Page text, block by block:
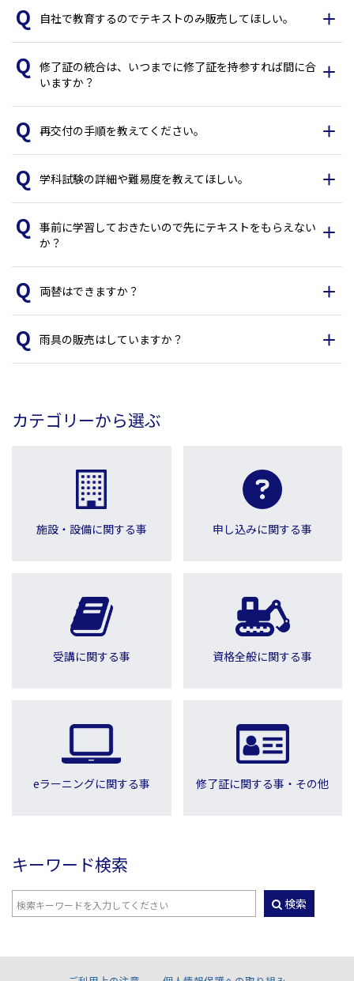
自社で教育するのでテキストのみ販売してほしい。
修了証の統合は、いつまでに修了証を持参すれば間に合
いますか？
再交付の手順を教えてください。
学科試験の詳細や難易度を教えてほしい。
事前に学習しておきたいので先にテキストをもらえない
か？
両替はできますか？
雨具の販売はしていますか？
カテゴリーから選ぶ
施設・設備に関する事 申し込みに関する事
受講に関する事 資格全般に関する事
eラーニングに関する事 修了証に関する事・その他
キーワード検索
検索